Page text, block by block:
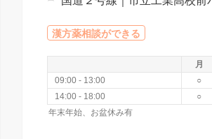
漢方薬相談ができる
月
09:00 - 13:00
○
14:00 - 18:00
○
年末年始、お盆休み有